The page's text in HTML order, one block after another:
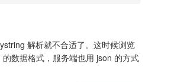
解析就不合适了。这时候浏览
数据格式，服务端也用 json 的方式